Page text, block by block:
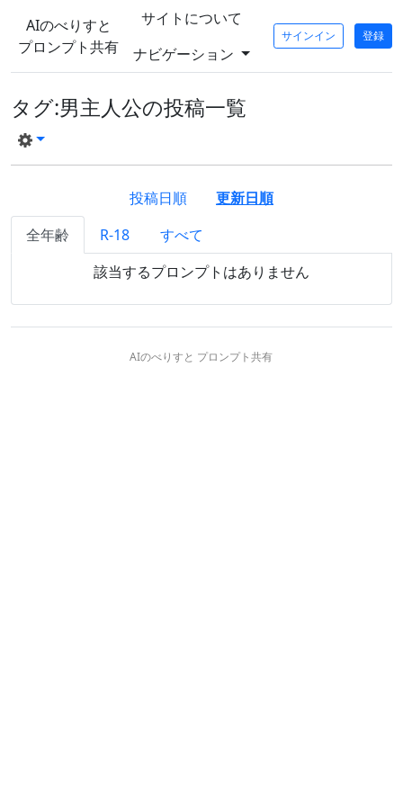
AIのべりすと
プロンプト共有
サイトについて
ナビゲーション
サインイン 登録
タグ:男主人公の投稿一覧
投稿日順
更新日順
全年齢
R-18
すべて
該当するプロンプトはありません
AIのべりすと プロンプト共有